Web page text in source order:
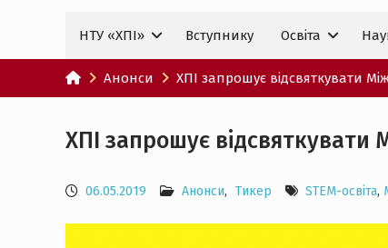
У Верховній Раді за участю ХПІ
обговорили перспективи українсько-
іспанського технологічного
партнерства
НТУ «ХПІ» Вступнику Освіта
Анонси ХПІ запрошує відсвяткувати
ХПІ запрошує відсвяткувати
06.05.2019 Анонси, Тикер STEM-освіта,